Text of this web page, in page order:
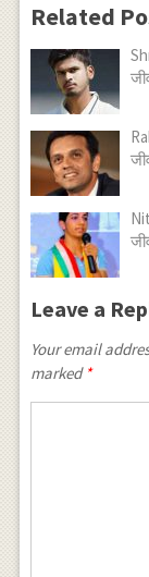
Related
Leave a
Your email
marked *